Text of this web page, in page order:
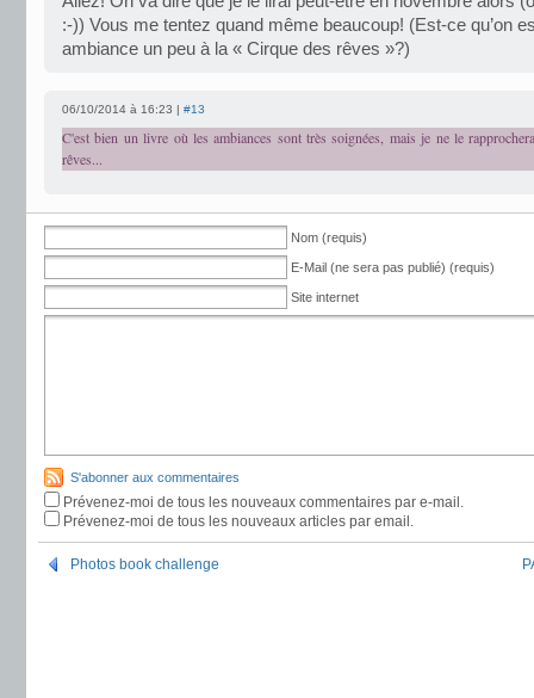
:-)) Vous me tentez quand même beaucoup! (Est-ce qu’on
ambiance un peu à la « Cirque des rêves »?)
06/10/2014 à 16:23 | #13
C'est bien un livre où les ambiances sont très soignées, mais je ne le
rêves...
Nom (requis)
E-Mail (ne sera pas publié) (requis)
Site internet
S'abonner aux commentaires
Prévenez-moi de tous les nouveaux commentaires par e-mail.
Prévenez-moi de tous les nouveaux articles par email.
Photos book challenge